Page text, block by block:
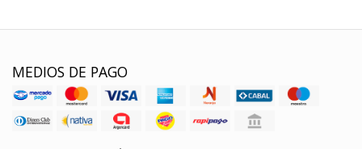
MEDIOS DE PAGO